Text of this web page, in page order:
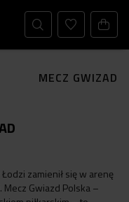
MECZ GWIZAD
zamienił się w arenę
Gwiazd Polska –